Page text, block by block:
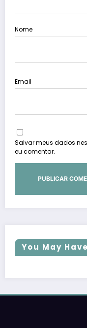
Nome
Email
Salvar meus dados
eu comentar.
You May